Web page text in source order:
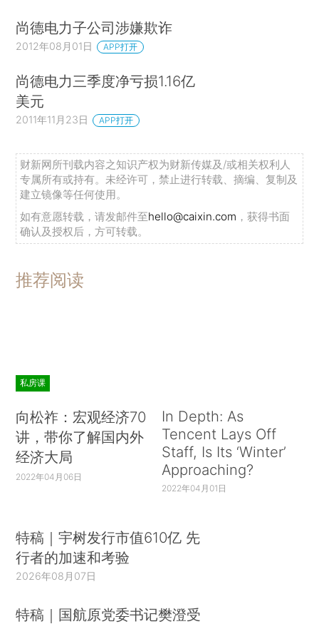
尚德电力子公司涉嫌欺诈
2012年08月01日 APP打开
尚德电力三季度净亏损1.16亿
美元
2011年11月23日 APP打开
财新网所刊载内容之知识产权为财新传媒及/或相关权利人
专属所有或持有。未经许可，禁止进行转载、摘编、复制及
建立镜像等任何使用。
如有意愿转载，请发邮件至hello@caixin.com ，获得书面
确认及授权后，方可转载。
推荐阅读
私房课
向松祚：宏观经济70
讲，带你了解国内外
经济大局
2022年04月06日
In Depth: As
Tencent Lays Off
Staff, Is Its ‘Winter’
Approaching?
2022年04月01日
特稿｜宇树发行市值610亿 先
行者的加速和考验
2026年08月07日
特稿｜国航原党委书记樊澄受